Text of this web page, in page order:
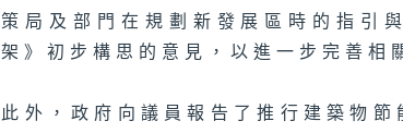
策局及部門在規劃新發展區時的指引
架》初步構思的意見，以進一步完善相
此外，政府向議員報告了推行建築物